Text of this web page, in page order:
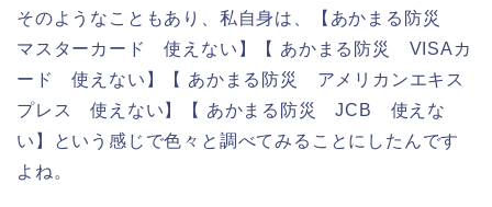
そのようなこともあり、私自身は、【あかまる防災
マスターカード 使えない】【 あかまる防災 VISAカ
ード 使えない】【 あかまる防災 アメリカンエキス
プレス 使えない】【 あかまる防災 JCB 使えな
い】という感じで色々と調べてみることにしたんです
よね。